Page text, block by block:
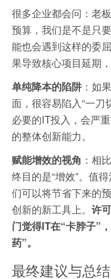
很多企业都会问：老
预算，我们是不是只
能也会遇到这样的委
果导致核心项目延期
单纯降本的陷阱 ：如
面，很容易陷入“一刀
必要的IT投入，会严
的整体创新能力。
赋能增效的视角 ：相
终目的是“增效”。值
们可以将节省下来的
创新的新工具上。 许
门觉得IT在“卡脖子”
药”。
最终建议与总结